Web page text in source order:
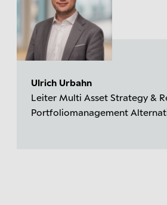
Ulrich Urbahn
Leiter Multi Asset Strategy &
Portfoliomanagement